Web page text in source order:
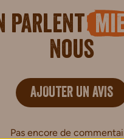
parlent
nous
AJOUTER UN AVIS
Pas encore de